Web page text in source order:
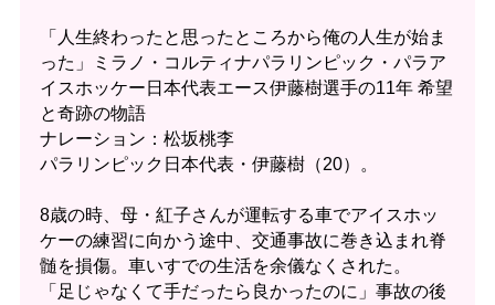
「人生終わったと思ったところから俺の人生が始ま
った」ミラノ・コルティナパラリンピック・パラア
イスホッケー日本代表エース伊藤樹選手の11年 希望
と奇跡の物語
ナレーション：松坂桃李
パラリンピック日本代表・伊藤樹（20）。
8歳の時、母・紅子さんが運転する車でアイスホッ
ケーの練習に向かう途中、交通事故に巻き込まれ脊
髄を損傷。車いすでの生活を余儀なくされた。
「足じゃなくて手だったら良かったのに」事故の後